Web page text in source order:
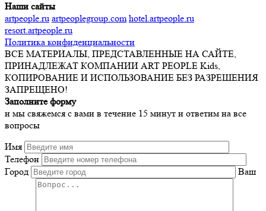
Наши сайты
artpeople.ru artpeoplegroup.com hotel.artpeople.ru
resort.artpeople.ru
Политика конфиденциальности
ВСЕ МАТЕРИАЛЫ, ПРЕДСТАВЛЕННЫЕ НА САЙТЕ,
ПРИНАДЛЕЖАТ КОМПАНИИ ART PEOPLE Kids,
КОПИРОВАНИЕ И ИСПОЛЬЗОВАНИЕ БЕЗ РАЗРЕШЕНИЯ
ЗАПРЕЩЕНО!
Заполните форму
и мы свяжемся с вами в течение 15 минут и ответим на все
вопросы
Имя
Телефон
Город
Ваш